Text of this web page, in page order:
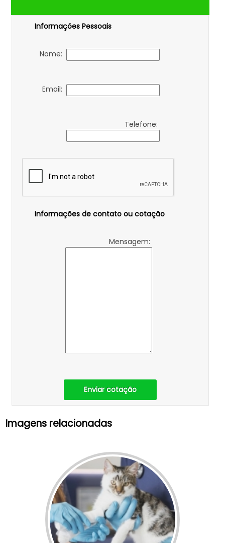
Informações Pessoais
Nome:
Email:
Telefone:
Informações de contato ou cotação
Mensagem:
Enviar cotação
Imagens relacionadas